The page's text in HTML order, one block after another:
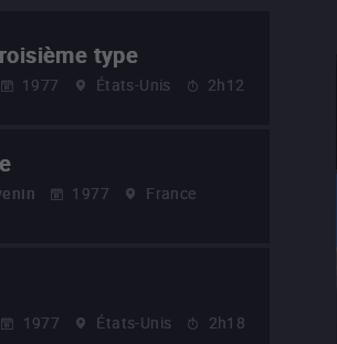
type
1977 États-Unis 2h12
1977
France
1977 États-Unis 2h18